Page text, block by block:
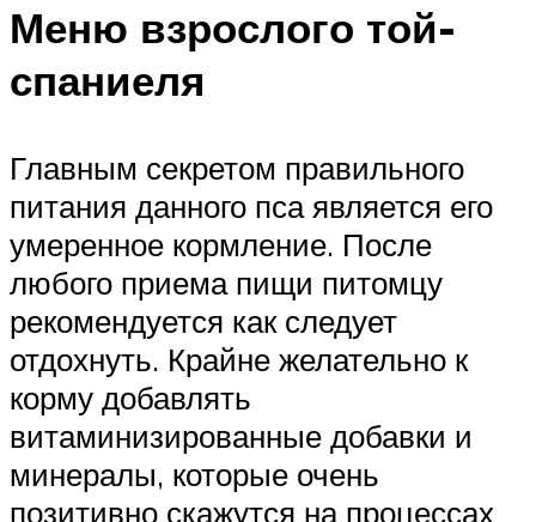
Меню взрослого той-
спаниеля
Главным секретом правильного
питания данного пса является его
умеренное кормление. После
любого приема пищи питомцу
рекомендуется как следует
отдохнуть. Крайне желательно к
корму добавлять
витаминизированные добавки и
минералы, которые очень
позитивно скажутся на процессах